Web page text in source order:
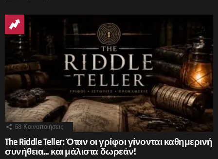
53 Κοινοποιήσεις
The Riddle Teller: Όταν οι γρίφοι γίνονται καθημερινή
συνήθεια… και μάλιστα δωρεάν!